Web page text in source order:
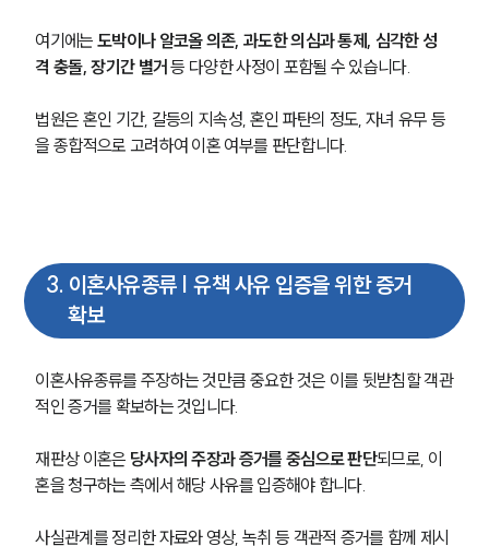
여기에는 도박이나 알코올 의존, 과도한 의심과 통제, 심각한 성
격 충돌, 장기간 별거 등 다양한 사정이 포함될 수 있습니다.
법원은 혼인 기간, 갈등의 지속성, 혼인 파탄의 정도, 자녀 유무 등
을 종합적으로 고려하여 이혼 여부를 판단합니다.
3. 이혼사유종류 | 유책 사유 입증을 위한 증거
확보
이혼사유종류를 주장하는 것만큼 중요한 것은 이를 뒷받침할 객관
적인 증거를 확보하는 것입니다.
재판상 이혼은 당사자의 주장과 증거를 중심으로 판단되므로, 이
혼을 청구하는 측에서 해당 사유를 입증해야 합니다.
사실관계를 정리한 자료와 영상, 녹취 등 객관적 증거를 함께 제시